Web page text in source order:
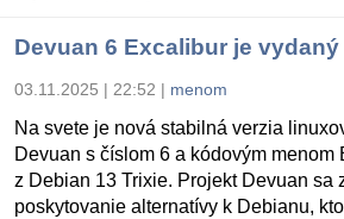
Devuan 6 Excalibur je vydaný
03.11.2025 | 22:52 | menom
Na svete je nová stabilná verzia
Devuan s číslom 6 a kódovým menom
z Debian 13 Trixie. Projekt Devuan sa
poskytovanie alternatívy k Debianu,